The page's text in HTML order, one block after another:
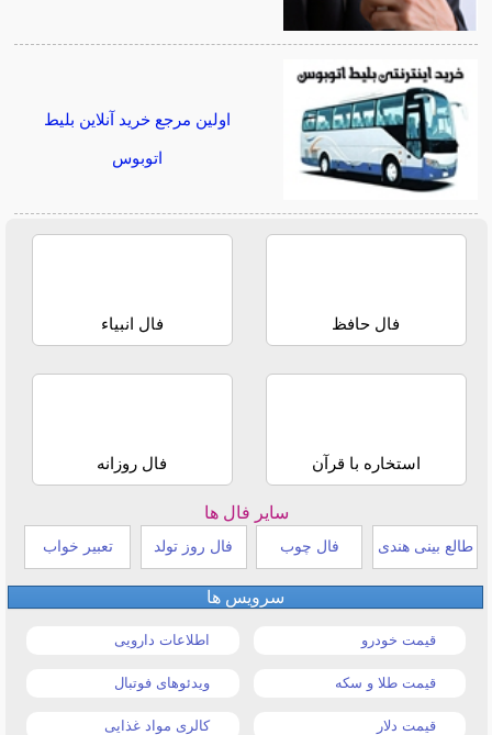
اولین مرجع خرید آنلاین بلیط
اتوبوس
فال حافظ فال انبیاء
استخاره با قرآن فال روزانه
سایر فال ها
طالع بینی هندی فال چوب فال روز تولد تعبیر خواب
سرویس ها
قیمت خودرو اطلاعات دارویی
قیمت طلا و سکه ویدئوهای فوتبال
قیمت دلار کالری مواد غذایی